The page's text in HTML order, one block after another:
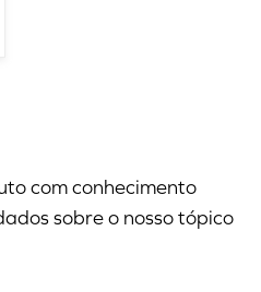
com conhecimento
sobre o nosso tópico